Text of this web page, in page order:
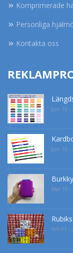
Komprimerade
Personliga
Kontakta oss
Jun 15 -
Jun 15 -
Mar 15 -
Feb 01 -